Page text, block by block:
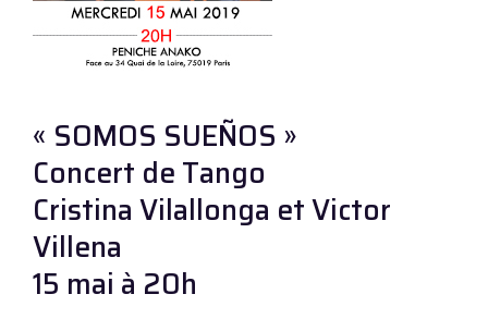
« SOMOS SUEÑOS »
Concert de Tango
Cristina Vilallonga et Victor
Villena
15 mai à 20h